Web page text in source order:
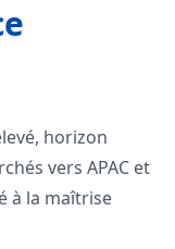
horizon
vers APAC et
à la maîtrise